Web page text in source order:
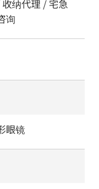
纳代理 / 宅急
询
眼镜